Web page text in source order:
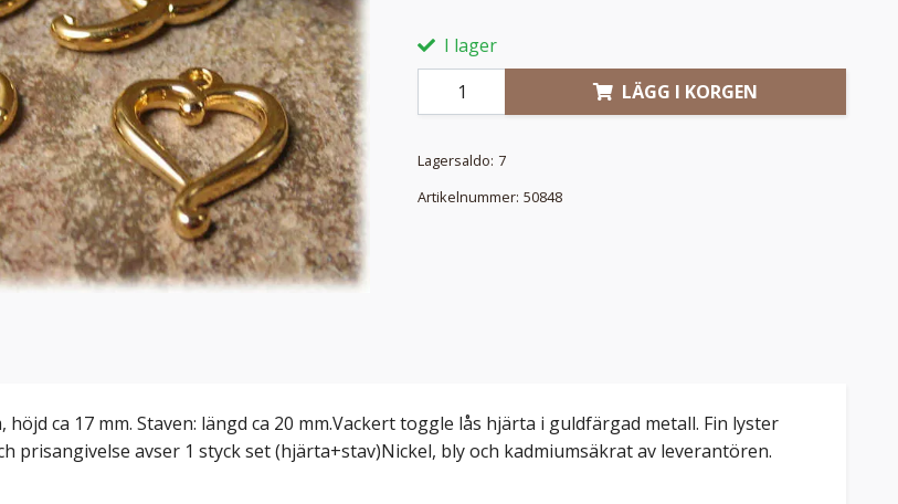
I lager
LÄGG I KORGEN
Lagersaldo: 7
Artikelnummer: 50848
ca 17 mm. Staven: längd ca 20 mm.Vackert toggle lås hjärta i guldfärgad metall. Fin lyster
prisangivelse avser 1 styck set (hjärta+stav)Nickel, bly och kadmiumsäkrat av leverantören.